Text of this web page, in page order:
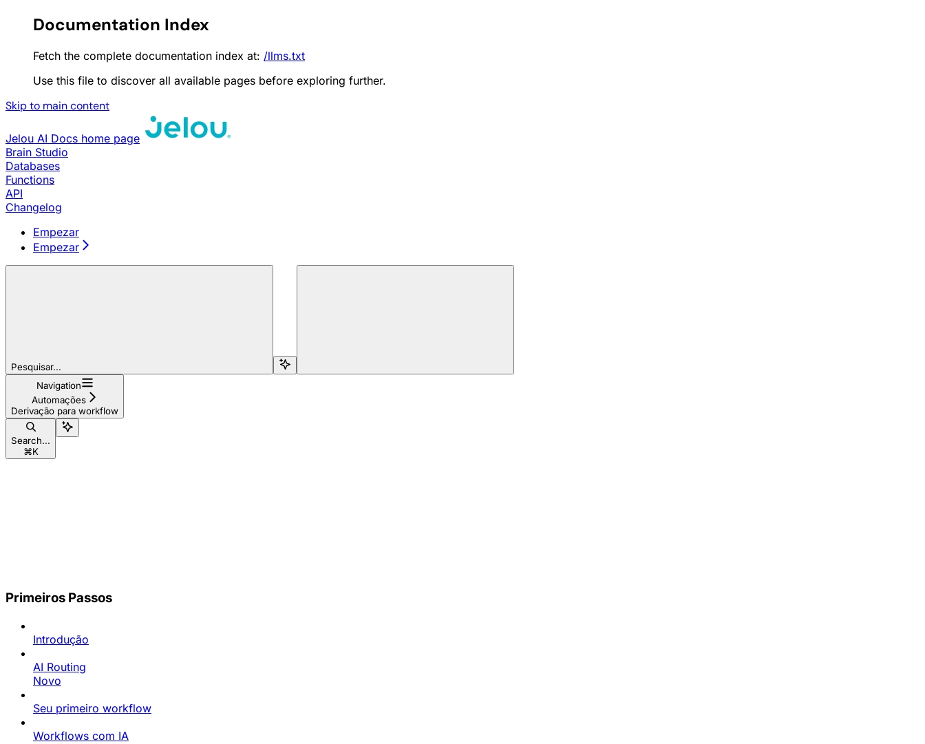
Documentation Index
Fetch the complete documentation index at: /llms.txt
Use this file to discover all available pages before exploring further.
Skip to main content
Jelou AI Docs home page
Brain Studio
Databases
Functions
API
Changelog
Empezar
Empezar
Pesquisar...
Navigation
Automações
Derivação para workflow
Search...
⌘K
Primeiros Passos
Introdução
AI Routing
Novo
Seu primeiro workflow
Workflows com IA